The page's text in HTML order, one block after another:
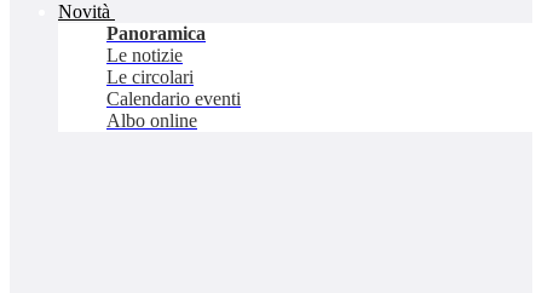
Novità
Panoramica
Le notizie
Le circolari
Calendario eventi
Albo online